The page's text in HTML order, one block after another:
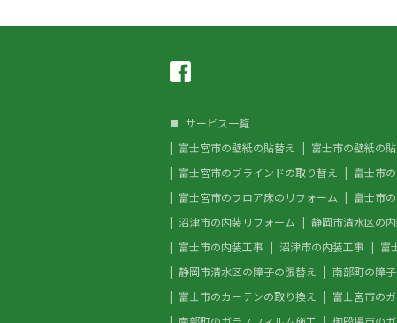
サービス一覧
富士宮市の壁紙の貼替え
富士市の壁紙の貼
富士宮市のブラインドの取り替え
富士市
富士宮市のフロア床のリフォーム
富士市
沼津市の内装リフォーム
静岡市清水区の
富士市の内装工事
沼津市の内装工事 富
静岡市清水区の障子の張替え
南部町の障
富士市のカーテンの取り換え
富士宮市の